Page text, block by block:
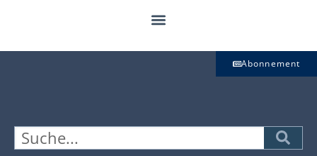
Abonnement